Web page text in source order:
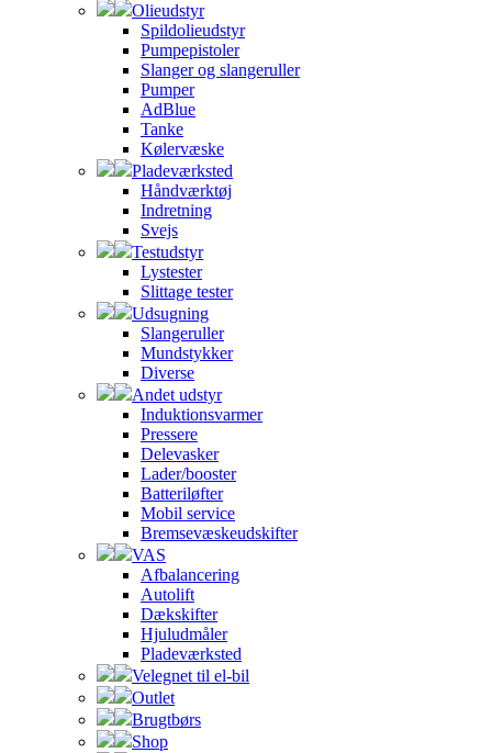
Olieudstyr
Spildolieudstyr
Pumpepistoler
Slanger og slangeruller
Pumper
AdBlue
Tanke
Kølervæske
Pladeværksted
Håndværktøj
Indretning
Svejs
Testudstyr
Lystester
Slittage tester
Udsugning
Slangeruller
Mundstykker
Diverse
Andet udstyr
Induktionsvarmer
Pressere
Delevasker
Lader/booster
Batteriløfter
Mobil service
Bremsevæskeudskifter
VAS
Afbalancering
Autolift
Dækskifter
Hjuludmåler
Pladeværksted
Velegnet til el-bil
Outlet
Brugtbørs
Shop